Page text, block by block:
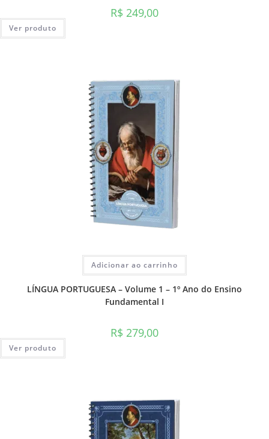
R$ 249,00
Ver produto
Adicionar ao carrinho
LÍNGUA PORTUGUESA – Volume 1 – 1º Ano do Ensino
Fundamental I
R$ 279,00
Ver produto